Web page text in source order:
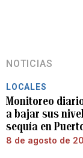
NOTICIAS
LOCALES
Monitoreo
a bajar sus
sequía en
8 de agosto de